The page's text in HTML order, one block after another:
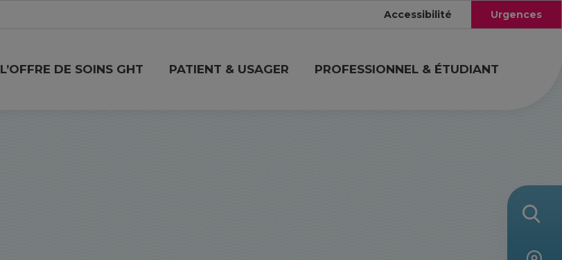
Accessibilité Urgences
L’OFFRE DE SOINS GHT PATIENT & USAGER PROFESSIONNEL & ÉTUDIANT